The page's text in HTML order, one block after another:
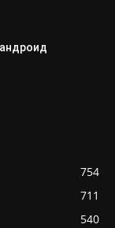
754
711
540